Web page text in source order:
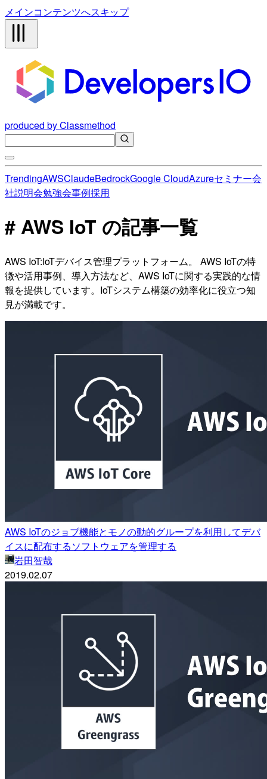
メインコンテンツへスキップ
produced by Classmethod
TrendingAWSClaudeBedrockGoogle CloudAzureセミナー会
社説明会勉強会事例採用
# AWS IoT の記事一覧
AWS IoT:IoTデバイス管理プラットフォーム。 AWS IoTの特
徴や活用事例、導入方法など、AWS IoTに関する実践的な情
報を提供しています。IoTシステム構築の効率化に役立つ知
見が満載です。
AWS IoTのジョブ機能とモノの動的グループを利用してデバ
イスに配布するソフトウェアを管理する
岩田智哉
2019.02.07